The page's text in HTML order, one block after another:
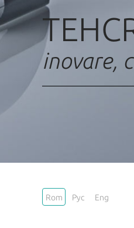
inovare,
Rom Рус Eng